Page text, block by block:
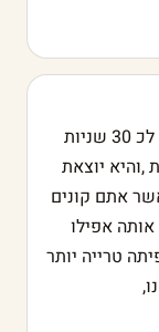
שיגעתם את המוח ,אני מכניס פיתה לכ 30 שניות
עוד כ7 שניות ,והיא יוצאת
אתם קונים
אותה אפילו
טרייה יותר